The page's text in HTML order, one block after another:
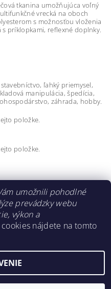
tkanina umožňujúca voľný
vrecká na oboch
s možnosťou vloženia
príklopkami, reflexné doplnky.
ľahký priemysel,
manipulácia, špedícia,
záhrada, hobby.
položke.
položke.
Upraviť nastavenie cookies
umožnili pohodlné
prevádzky webu
výkon a
nájdete na tomto